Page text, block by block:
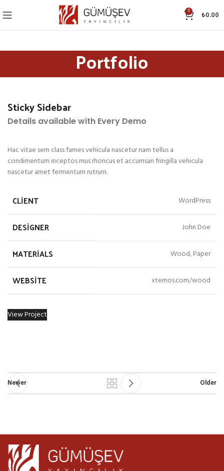
0 ₺0.00
Portfolio
Sticky Sidebar
Details available with Every Demo
Hac vitae sem class fames vehicula nascetur nam tellus a
condimentum inceptos mus rhoncus et accumsan fringilla vehicula
nascetur amet fermentum rutrum.
CLIENT WordPress
DESIGNER John Doe
MATERIALS Wood, Paper
WEBSITE xtemos.com/wood
View Project
Newer Older